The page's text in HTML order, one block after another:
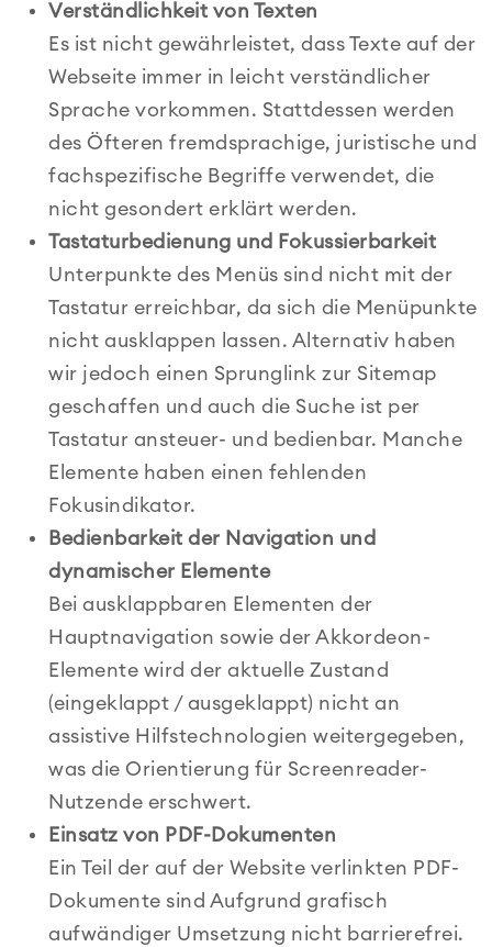
Verständlichkeit von Texten
Es ist nicht gewährleistet, dass Texte auf der
Webseite immer in leicht verständlicher
Sprache vorkommen. Stattdessen werden
des Öfteren fremdsprachige, juristische und
fachspezifische Begriffe verwendet, die
nicht gesondert erklärt werden.
Tastaturbedienung und Fokussierbarkeit
Unterpunkte des Menüs sind nicht mit der
Tastatur erreichbar, da sich die Menüpunkte
nicht ausklappen lassen. Alternativ haben
wir jedoch einen Sprunglink zur Sitemap
geschaffen und auch die Suche ist per
Tastatur ansteuer- und bedienbar. Manche
Elemente haben einen fehlenden
Fokusindikator.
Bedienbarkeit der Navigation und
dynamischer Elemente
Bei ausklappbaren Elementen der
Hauptnavigation sowie der Akkordeon-
Elemente wird der aktuelle Zustand
(eingeklappt / ausgeklappt) nicht an
assistive Hilfstechnologien weitergegeben,
was die Orientierung für Screenreader-
Nutzende erschwert.
Einsatz von PDF-Dokumenten
Ein Teil der auf der Website verlinkten PDF-
Dokumente sind Aufgrund grafisch
aufwändiger Umsetzung nicht barrierefrei.